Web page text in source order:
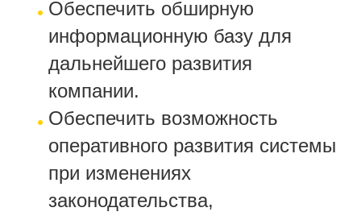
Обеспечить обширную
информационную базу для
дальнейшего развития
компании.
Обеспечить возможность
оперативного развития системы
при изменениях
законодательства,